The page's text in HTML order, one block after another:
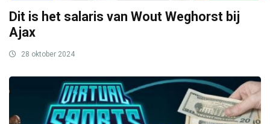
Dit is het salaris van Wout Weghorst bij
Ajax
28 oktober 2024